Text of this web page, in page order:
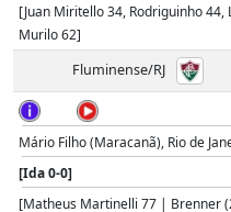
[Juan Miritello 34, Rodriguinho
Murilo 62]
Fluminense/RJ
Mário Filho (Maracanã), Rio de
[Ida 0-0]
[Matheus Martinelli 77 | Brenner